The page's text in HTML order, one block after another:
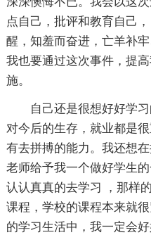
点自己，批评和教育自己
醒，知羞而奋进，亡羊补
我也要通过这次事件，提
施。
自己还是很想好好学
对今后的生存，就业都是
有去拼搏的能力。我还想
老师给予我一个做好学生
认认真真的去学习 ，那样
课程，学校的课程本来就
的学习生活中，我一定会